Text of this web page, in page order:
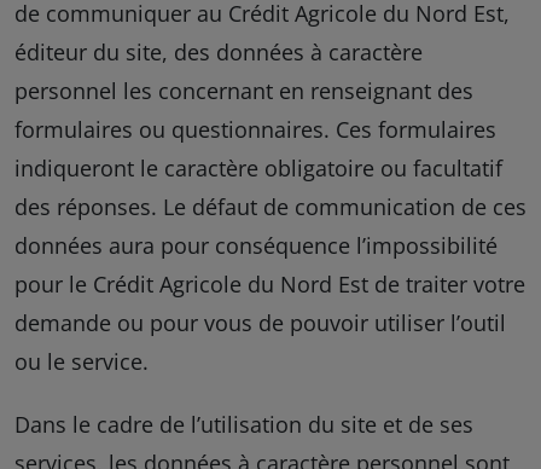
de communiquer au Crédit Agricole du Nord Est,
éditeur du site, des données à caractère
personnel les concernant en renseignant des
formulaires ou questionnaires. Ces formulaires
indiqueront le caractère obligatoire ou facultatif
des réponses. Le défaut de communication de ces
données aura pour conséquence l’impossibilité
pour le Crédit Agricole du Nord Est de traiter votre
demande ou pour vous de pouvoir utiliser l’outil
ou le service.
Dans le cadre de l’utilisation du site et de ses
services, les données à caractère personnel sont